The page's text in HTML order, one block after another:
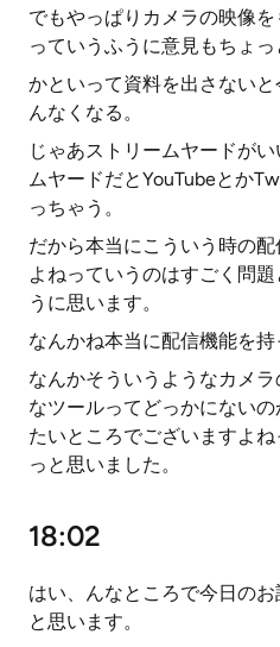
でもやっぱりカメラの映像
っていうふうに意見もちょっ
かといって資料を出さない
んなくなる。
じゃあストリームヤードが
ムヤードだとYouTubeとか
っちゃう。
だから本当にこういう時の
よねっていうのはすごく問
うに思います。
なんかね本当に配信機能を持
なんかそういうようなカメ
なツールってどっかにない
たいところでございますよ
っと思いました。
18:02
はい、んなところで今日の
と思います。